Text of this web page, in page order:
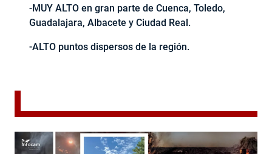
-MUY ALTO en gran parte de Cuenca, Toledo,
Guadalajara, Albacete y Ciudad Real.
-ALTO puntos dispersos de la región.